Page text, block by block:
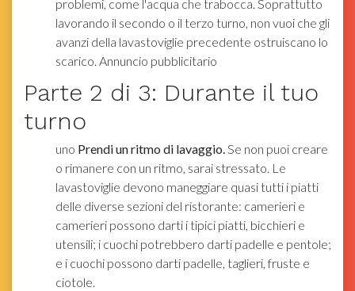
problemi, come l'acqua che trabocca. Soprattutto
lavorando il secondo o il terzo turno, non vuoi che gli
avanzi della lavastoviglie precedente ostruiscano lo
scarico. Annuncio pubblicitario
Parte 2 di 3: Durante il tuo
turno
uno Prendi un ritmo di lavaggio.Se non puoi creare
o rimanere con un ritmo, sarai stressato. Le
lavastoviglie devono maneggiare quasi tutti i piatti
delle diverse sezioni del ristorante: camerieri e
camerieri possono darti i tipici piatti, bicchieri e
utensili; i cuochi potrebbero darti padelle e pentole;
e i cuochi possono darti padelle, taglieri, fruste e
ciotole.